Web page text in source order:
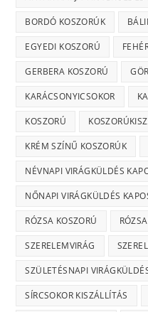
BORDÓ KOSZORÚK
EGYEDI KOSZORÚ
GERBERA KOSZORÚ
KARÁCSONYICSOKOR
KOSZORÚ
KRÉM SZÍNŰ KOSZORÚK
NÉVNAPI VIRÁGKÜLDÉS
NŐNAPI VIRÁGKÜLDÉS
RÓZSA KOSZORÚ
SZERELEMVIRÁG
SZÜLETÉSNAPI
SÍRCSOKOR KISZÁLLÍTÁS